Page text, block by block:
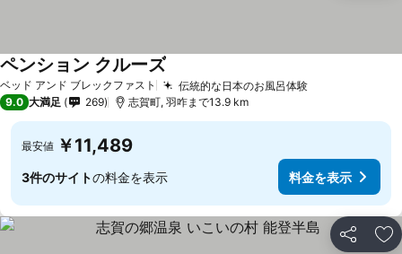
ベッド アンド ブレックファスト 伝統的な日本のお風呂体験
ペンション クルーズ
9.0 大満足 269 志賀町, 羽咋まで13.9 km
最安値 ￥11,489
3件のサイトの料金を表示 料金を表示
シェア お